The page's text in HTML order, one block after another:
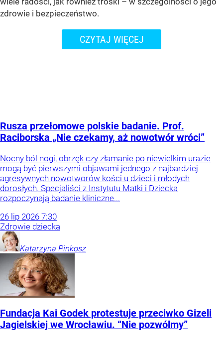
zdrowie i bezpieczeństwo.
CZYTAJ WIĘCEJ
Rusza przełomowe polskie badanie. Prof.
Raciborska „Nie czekamy, aż nowotwór wróci”
Nocny ból nogi, obrzęk czy złamanie po niewielkim urazie
mogą być pierwszymi objawami jednego z najbardziej
agresywnych nowotworów kości u dzieci i młodych
dorosłych. Specjaliści z Instytutu Matki i Dziecka
rozpoczynają badanie kliniczne...
26 lip 2026 7:30
Zdrowie dziecka
Katarzyna Pinkosz
Fundacja Kai Godek protestuje przeciwko Gizeli
Jagielskiej we Wrocławiu. “Nie pozwólmy”